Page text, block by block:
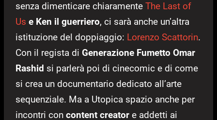
senza dimenticare chiaramente The Last of
Us e Ken il guerriero, ci sarà anche un’altra
istituzione del doppiaggio: Lorenzo Scattorin.
Con il regista di Generazione Fumetto Omar
Rashid si parlerà poi di cinecomic e di come
si crea un documentario dedicato all’arte
sequenziale. Ma a Utopica spazio anche per
incontri con content creator e addetti ai